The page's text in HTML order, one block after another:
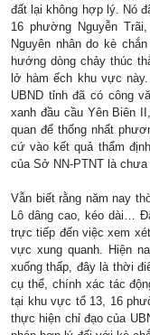
đất lại không hợp lý. Nó
16 phường Nguyễn
Nguyên nhân do kè
hướng dòng chảy thúc
lở hàm ếch khu vực
UBND tỉnh đã có công
xanh đầu cầu Yên Biên
quan để thống nhất
cứ vào kết quả thẩm
của Sở NN-PTNT là chưa
Vẫn biết rằng năm nay
Lô dâng cao, kéo dài…
trực tiếp đến việc xem
vực xung quanh. Hiện
xuống thấp, đây là thời
cụ thể, chính xác tác
tại khu vực tổ 13, 16
thực hiện chỉ đạo của